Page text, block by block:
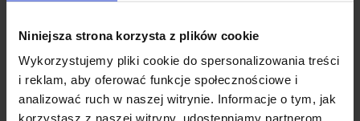
Niniejsza strona korzysta z plików cookie
Wykorzystujemy pliki cookie do spersonalizowania treści
i reklam, aby oferować funkcje społecznościowe i
analizować ruch w naszej witrynie. Informacje o tym, jak
korzystasz z naszej witryny, udostępniamy partnerom
Productbeschrijving